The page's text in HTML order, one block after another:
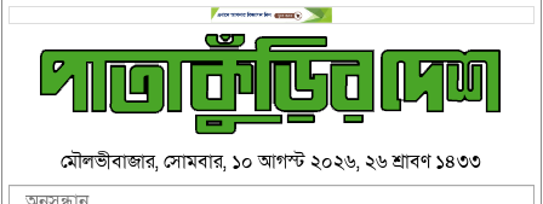
মৌলভীবাজার, সোমবার, ১০ আগস্ট ২০২৬, ২৬ শ্রাবণ ১৪৩৩